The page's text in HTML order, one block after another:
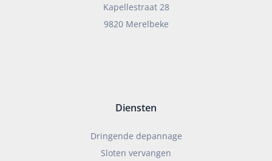
Kapellestraat 28
9820 Merelbeke
Diensten
Dringende depannage
Sloten vervangen